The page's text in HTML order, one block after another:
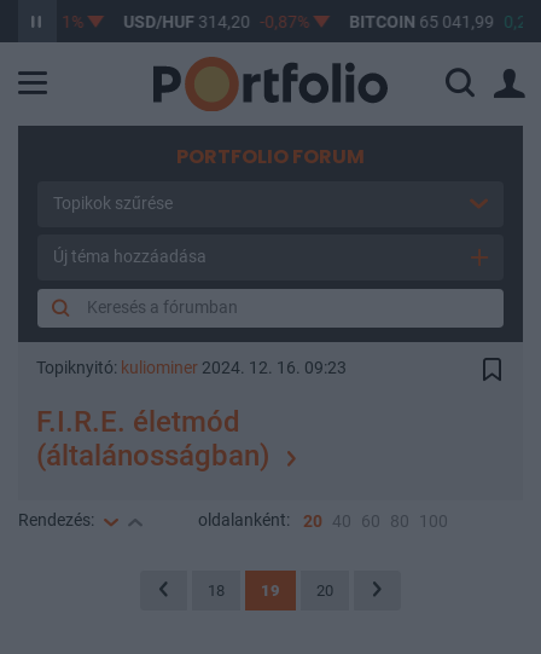
-0,61% USD/HUF 314,20 -0,87% BITCOIN65 041,99 0,24%
PORTFOLIO FORUM
Topikok szűrése
Új téma hozzáadása
Topiknyitó: kuliominer 2024. 12. 16. 09:23
F.I.R.E. életmód
(általánosságban)
Rendezés: oldalanként: 20 40 60 80 100
18 19 20